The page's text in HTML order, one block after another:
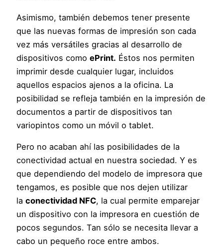
Asimismo, también debemos tener presente
que las nuevas formas de impresión son cada
vez más versátiles gracias al desarrollo de
dispositivos comoePrint. Éstos nos permiten
imprimir desde cualquier lugar, incluidos
aquellos espacios ajenos a la oficina. La
posibilidad se refleja también en la impresión de
documentos a partir de dispositivos tan
variopintos como un móvil o tablet.
Pero no acaban ahí las posibilidades de la
conectividad actual en nuestra sociedad. Y es
que dependiendo del modelo de impresora que
tengamos, es posible que nos dejen utilizar
laconectividad NFC, la cual permite emparejar
un dispositivo con la impresora en cuestión de
pocos segundos. Tan sólo se necesita llevar a
cabo un pequeño roce entre ambos.